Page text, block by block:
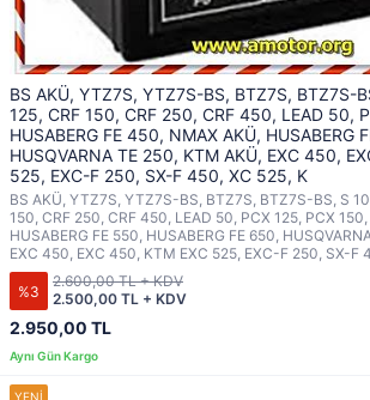
BS AKÜ, YTZ7S, YTZ7S-BS, BTZ7S, BTZ7S-
125, CRF 150, CRF 250, CRF 450, LEAD 50,
HUSABERG FE 450, NMAX AKÜ, HUSABERG
HUSQVARNA TE 250, KTM AKÜ, EXC 450,
525, EXC-F 250, SX-F 450, XC 525, K
BS AKÜ, YTZ7S, YTZ7S-BS, BTZ7S, BTZ7S-BS, S
150, CRF 250, CRF 450, LEAD 50, PCX 125, PCX
HUSABERG FE 550, HUSABERG FE 650,
EXC 450, EXC 450, KTM EXC 525, EXC-F 250, SX-F
%3
2.950,00 TL
2.500,00 TL + KDV
2.600,00 TL + KDV